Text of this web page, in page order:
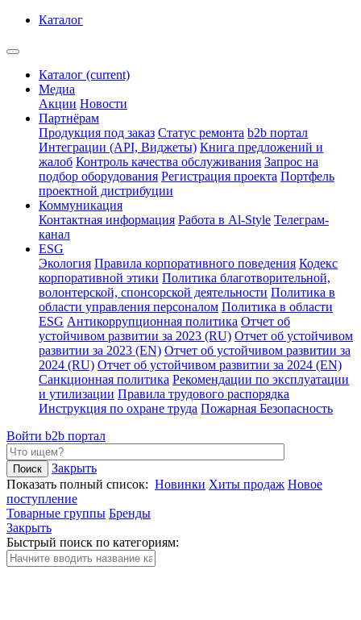
Каталог
Каталог (current)
Медиа
Акции Новости
Партнёрам
Продукция под заказ Статус ремонта b2b портал
Интеграции (API, Виджеты) Книга предложений и
жалоб Контроль качества обслуживания Запрос на
подбор оборудования Регистрация проекта Портфель
проектной дистрибуции
Коммуникация
Контактная информация Работа в Al-Style Телеграм-
канал
ESG
Экология Правила корпоративного поведения Кодекс
корпоративной этики Политика благотворительной,
волонтерской, спонсорской деятельности Политика в
области управления персоналом Политика в области
ESG Антикоррупционная политика Отчет об
устойчивом развитии за 2023 (RU) Отчет об устойчивом
развитии за 2023 (EN) Отчет об устойчивом развитии за
2024 (RU) Отчет об устойчивом развитии за 2024 (EN)
Санкционная политика Рекомендации по эксплуатации
и утилизации Правила трудового распорядка
Инструкция по охране труда Пожарная Безопасность
Войти b2b портал
Закрыть
Показать полный список: Новинки Хиты продаж Новое
поступление
Товарные группы Бренды
Закрыть
Быстрый поиск по категориям: